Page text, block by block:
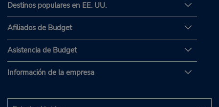
Destinos populares en EE. UU.
Afiliados de Budget
Asistencia de Budget
Información de la empresa